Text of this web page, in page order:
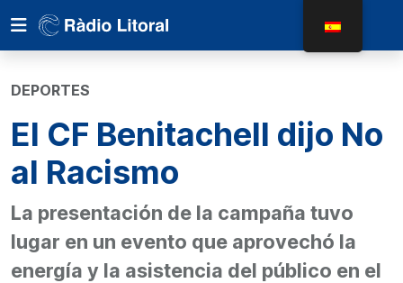
DEPORTES
El CF Benitachell dijo No
al Racismo
La presentación de la campaña tuvo
lugar en un evento que aprovechó la
energía y la asistencia del público en el